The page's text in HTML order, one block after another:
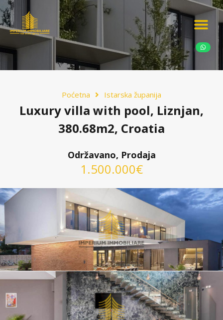
Poćetna Istarska županija
Luxury villa with pool, Liznjan,
380.68m2, Croatia
Održavano, Prodaja
1.500.000€